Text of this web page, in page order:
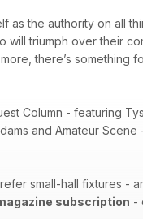
as the authority on all
triumph over their
there’s something
Column - featuring
and Amateur
small-hall fixtures -
subscription -